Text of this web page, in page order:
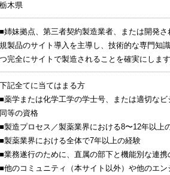
栃木県
■姉妹拠点、第三者契約製造業者、または開発
規製品のサイト導入を主導し、技術的な専門知
つ完全にサイトで製造されることを確実にします
下記全てに当てはまる方
■薬学または化学工学の学士号、または適切な
同等の資格
■製造プロセス／製薬業界における8〜12年以上
■製薬業界における全体で7年以上の経験
■業務遂行のために、直属の部下と機能別な連
■他のコミュニティ（本サイト以外）や他のエ